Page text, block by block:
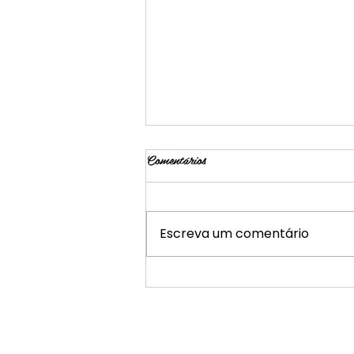
30/04 - Legado
Comentários
Escreva um comentário